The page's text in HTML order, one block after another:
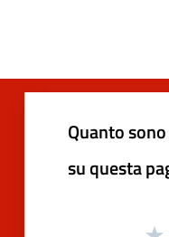
Quanto
su questa